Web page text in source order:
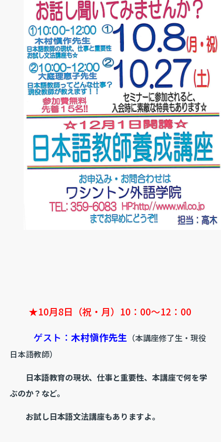
★10月8日（祝・月）10：00～12：00
ゲスト： 木村愼作先生 （本講座修了生・現役
日本語教師）
日本語教育の現状、仕事と重要性、本講座で何を学
ぶのか？など。
お試し日本語文法講座もありますよ。